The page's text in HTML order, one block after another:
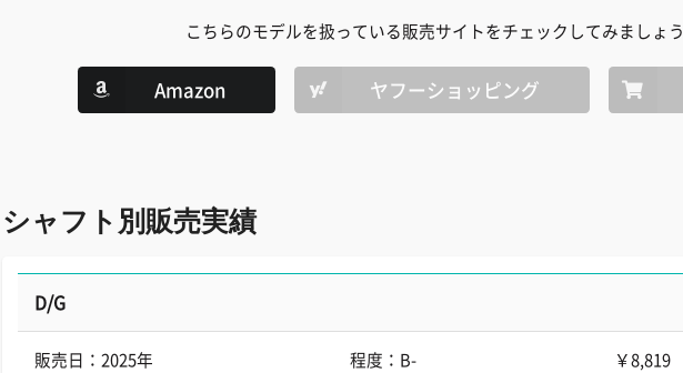
こちらのモデルを扱っている販売サイトをチェックしてみましょう
Amazon ヤフーショッピング
シャフト別販売実績
D/G
販売日：2025年 程度：B- ￥8,819